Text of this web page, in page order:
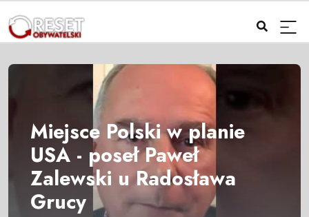
Miejsce Polski w planie
USA - poseł Paweł
Zalewski u Radosława
Grucy